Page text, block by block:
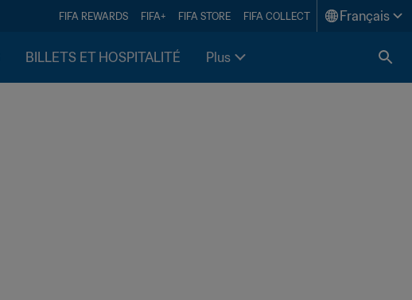
FIFA REWARDS FIFA+ FIFA STORE FIFA COLLECT Français
BILLETS ET HOSPITALITÉ Plus